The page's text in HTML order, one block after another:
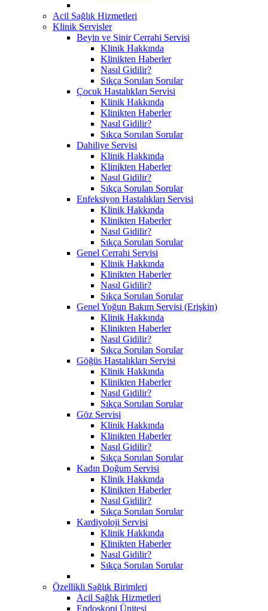
Acil Sağlık Hizmetleri
Klinik Servisler
Beyin ve Sinir Cerrahi Servisi
Klinik Hakkında
Klinikten Haberler
Nasıl Gidilir?
Sıkça Sorulan Sorular
Çocuk Hastalıkları Servisi
Klinik Hakkında
Klinikten Haberler
Nasıl Gidilir?
Sıkça Sorulan Sorular
Dahiliye Servisi
Klinik Hakkında
Klinikten Haberler
Nasıl Gidilir?
Sıkça Sorulan Sorular
Enfeksiyon Hastalıkları Servisi
Klinik Hakkında
Klinikten Haberler
Nasıl Gidilir?
Sıkça Sorulan Sorular
Genel Cerrahi Servisi
Klinik Hakkında
Klinikten Haberler
Nasıl Gidilir?
Sıkça Sorulan Sorular
Genel Yoğun Bakım Servisi (Erişkin)
Klinik Hakkında
Klinikten Haberler
Nasıl Gidilir?
Sıkça Sorulan Sorular
Göğüs Hastalıkları Servisi
Klinik Hakkında
Klinikten Haberler
Nasıl Gidilir?
Sıkça Sorulan Sorular
Göz Servisi
Klinik Hakkında
Klinikten Haberler
Nasıl Gidilir?
Sıkça Sorulan Sorular
Kadın Doğum Servisi
Klinik Hakkında
Klinikten Haberler
Nasıl Gidilir?
Sıkça Sorulan Sorular
Kardiyoloji Servisi
Klinik Hakkında
Klinikten Haberler
Nasıl Gidilir?
Sıkça Sorulan Sorular
Özellikli Sağlık Birimleri
Acil Sağlık Hizmetleri
Endoskopi Ünitesi